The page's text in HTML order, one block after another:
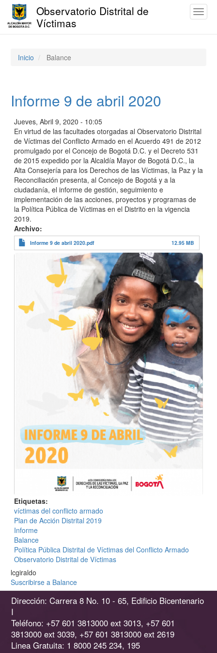
Pasar
contenido
Observatorio Distrital de
Víctimas
Inicio Balance
Informe 9 de abril 2020
Jueves, Abril 9, 2020 - 10:05
En virtud de las facultades otorgadas al Observatorio Distrital
de Víctimas del Conflicto Armado en el Acuerdo 491 de 2012
promulgado por el Concejo de Bogotá D.C. y el Decreto 531
de 2015 expedido por la Alcaldía Mayor de Bogotá D.C., la
Alta Consejería para los Derechos de las Víctimas, la Paz y la
Reconciliación presenta, al Concejo de Bogotá y a la
ciudadanía, el informe de gestión, seguimiento e
implementación de las acciones, proyectos y programas de
la Política Pública de Víctimas en el Distrito en la vigencia
2019.
Archivo
Informe 9 de abril 2020.pdf 12.95 MB
Etiquetas
víctimas del conflicto armado
Plan de Acción Distrital 2019
Informe
Balance
Política Pública Distrital de Víctimas del Conflicto Armado
Observatorio Distrital de Víctimas
lcgiraldo
Suscribirse a Balance
Dirección: Carrera 8 No. 10 - 65, Edificio Bicentenario
I
Teléfono: +57 601 3813000 ext 3013, +57 601
3813000 ext 3039, +57 601 3813000 ext 2619
Linea Gratuita: 1 8000 245 234, 195